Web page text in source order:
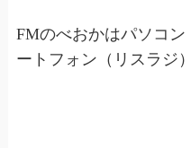
FMのべおかはパソコ
ートフォン（リスラジ